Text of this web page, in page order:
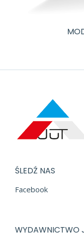
ŚLEDŹ NAS
Facebook
WYDAWNICTWO